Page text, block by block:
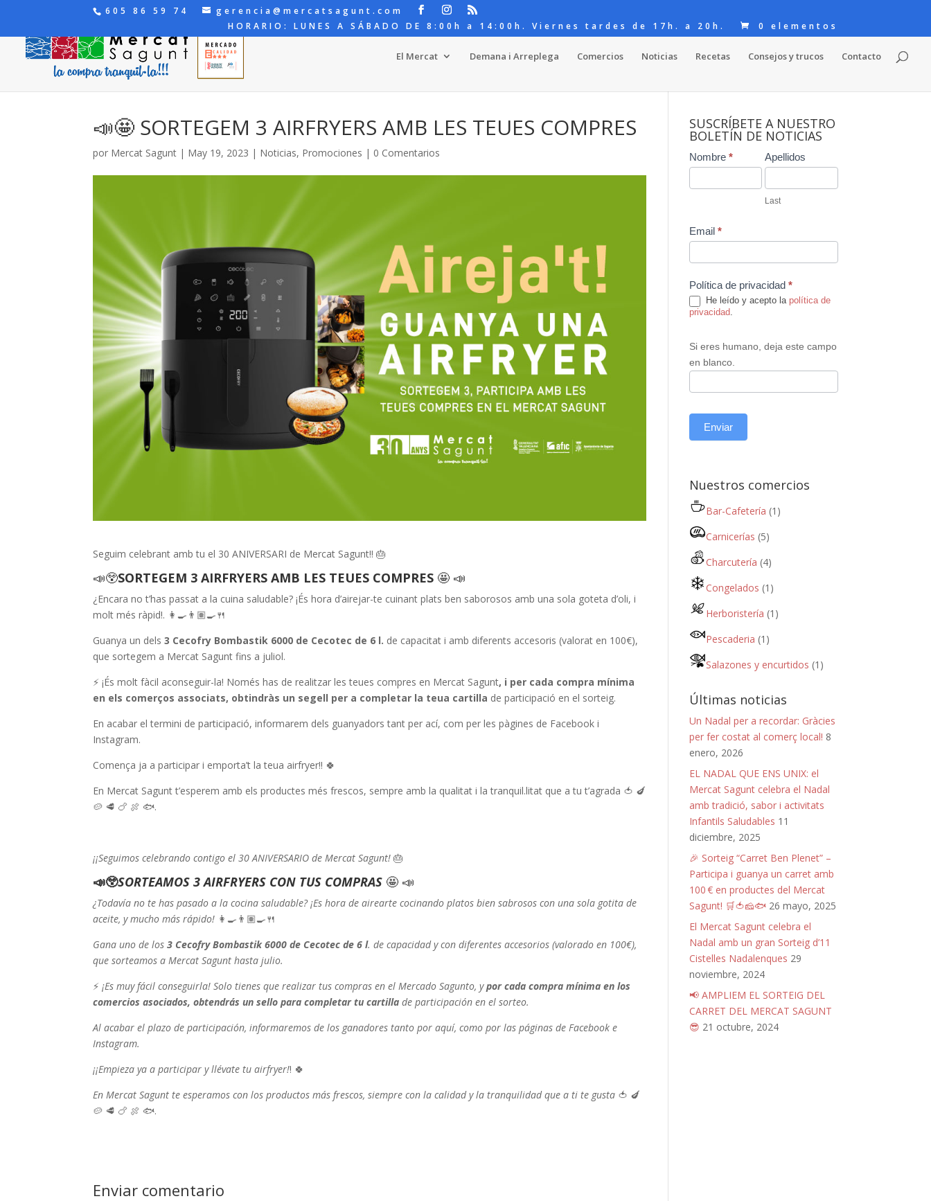
605 86 59 74
gerencia@mercatsagunt.com
HORARIO: LUNES A SÁBADO DE 8:00h a 14:00h. Viernes tardes de 17h. a 20h.
0 elementos
El Mercat Demana i Arreplega Comercios Noticias Recetas Consejos y trucos Contacto
📣🤩 SORTEGEM 3 AIRFRYERS AMB LES TEUES COMPRES
por Mercat Sagunt | May 19, 2023 | Noticias, Promociones | 0 Comentarios
Seguim celebrant amb tu el 30 ANIVERSARI de Mercat Sagunt!! 🎂
📣😲SORTEGEM 3 AIRFRYERS AMB LES TEUES COMPRES 🤩 📣
¿Encara no t’has passat a la cuina saludable? ¡És hora d’airejar-te cuinant plats ben saborosos amb una sola goteta d’oli, i
molt més ràpid!. 👩‍🍳👨🏽‍🍳🍴
Guanya un dels3 Cecofry Bombastik 6000 de Cecotec de 6 l. de capacitat i amb diferents accesoris (valorat en 100€),
que sortegem a Mercat Sagunt fins a juliol.
⚡️ ¡És molt fàcil aconseguir-la! Només has de realitzar les teues compres en Mercat Sagunt, i per cada compra mínima
en els comerços associats, obtindràs un segell per a completar la teua cartilla de participació en el sorteig.
En acabar el termini de participació, informarem dels guanyadors tant per ací, com per les pàgines de Facebook i
Instagram.
Comença ja a participar i emporta’t la teua airfryer!! 🍀
En Mercat Sagunt t’esperem amb els productes més frescos, sempre amb la qualitat i la tranquil.litat que a tu t’agrada 🍅 🍆
🥔 🥩 🍗 🍖 🐟.
¡¡Seguimos celebrando contigo el 30 ANIVERSARIO de Mercat Sagunt! 🎂
📣😲SORTEAMOS 3 AIRFRYERS CON TUS COMPRAS 🤩 📣
¿Todavía no te has pasado a la cocina saludable? ¡Es hora de airearte cocinando platos bien sabrosos con una sola gotita de
aceite, y mucho más rápido! 👩‍🍳👨🏽‍🍳🍴
Gana uno de los3 Cecofry Bombastik 6000 de Cecotec de 6 l. de capacidad y con diferentes accesorios (valorado en 100€),
que sorteamos a Mercat Sagunt hasta julio.
⚡️¡Es muy fácil conseguirla! Solo tienes que realizar tus compras en el Mercado Sagunto, ypor cada compra mínima en los
comercios asociados, obtendrás un sello para completar tu cartilla de participación en el sorteo.
Al acabar el plazo de participación, informaremos de los ganadores tanto por aquí, como por las páginas de Facebook e
Instagram.
¡¡Empieza ya a participar y llévate tu airfryer!! 🍀
En Mercat Sagunt te esperamos con los productos más frescos, siempre con la calidad y la tranquilidad que a ti te gusta 🍅 🍆
🥔 🥩 🍗 🍖 🐟.
Enviar comentario
SUSCRÍBETE A NUESTRO
BOLETÍN DE NOTICIAS
Contact
Us
Nombre * Apellidos
Last
Email *
Política de privacidad *
He leído y acepto la política de
privacidad.
Si eres humano, deja este campo
en blanco.
Enviar
Nuestros comercios
Bar-Cafetería (1)
Carnicerías (5)
Charcutería (4)
Congelados (1)
Herboristería (1)
Pescaderia (1)
Salazones y encurtidos (1)
Últimas noticias
Un Nadal per a recordar: Gràcies
per fer costat al comerç local! 8
enero, 2026
EL NADAL QUE ENS UNIX: el
Mercat Sagunt celebra el Nadal
amb tradició, sabor i activitats
Infantils Saludables 11
diciembre, 2025
🎉 Sorteig “Carret Ben Plenet” –
Participa i guanya un carret amb
100 € en productes del Mercat
Sagunt! 🛒🍅🧀🐟 26 mayo, 2025
El Mercat Sagunt celebra el
Nadal amb un gran Sorteig d’11
Cistelles Nadalenques 29
noviembre, 2024
📢 AMPLIEM EL SORTEIG DEL
CARRET DEL MERCAT SAGUNT
😎 21 octubre, 2024